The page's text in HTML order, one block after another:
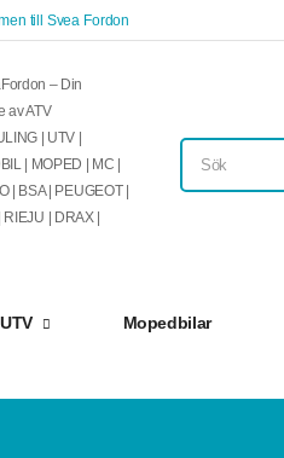
till Svea Fordon
Mopedbilar